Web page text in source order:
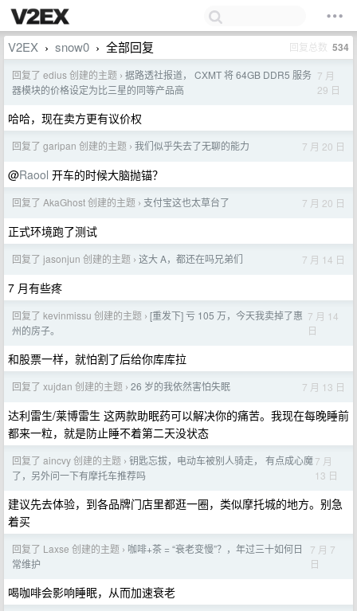
V2EX › snow0 › 全部回复 回复总数 534
回复了 edius 创建的主题 › 据路透社报道， CXMT 将 64GB DDR5 服务
器模块的价格设定为比三星的同等产品高
7 月
29 日
哈哈，现在卖方更有议价权
回复了 garipan 创建的主题 › 我们似乎失去了无聊的能力 7 月 20 日
@Raool 开车的时候大脑抛锚？
回复了 AkaGhost 创建的主题 › 支付宝这也太草台了 7 月 20 日
正式环境跑了测试
回复了 jasonjun 创建的主题 › 这大 A，都还在吗兄弟们 7 月 14 日
7 月有些疼
回复了 kevinmissu 创建的主题 › [重发下] 亏 105 万，今天我卖掉了惠
州的房子。
7 月 14
日
和股票一样，就怕割了后给你库库拉
回复了 xujdan 创建的主题 › 26 岁的我依然害怕失眠 7 月 13 日
达利雷生/莱博雷生 这两款助眠药可以解决你的痛苦。我现在每晚睡前
都来一粒，就是防止睡不着第二天没状态
回复了 aincvy 创建的主题 › 钥匙忘拔，电动车被别人骑走， 有点成心魔
了，另外问一下有摩托车推荐吗
7 月
13 日
建议先去体验，到各品牌门店里都逛一圈，类似摩托城的地方。别急
着买
回复了 Laxse 创建的主题 › 咖啡+茶 = “衰老变慢”？，年过三十如何日
常维护
7 月 7
日
喝咖啡会影响睡眠，从而加速衰老